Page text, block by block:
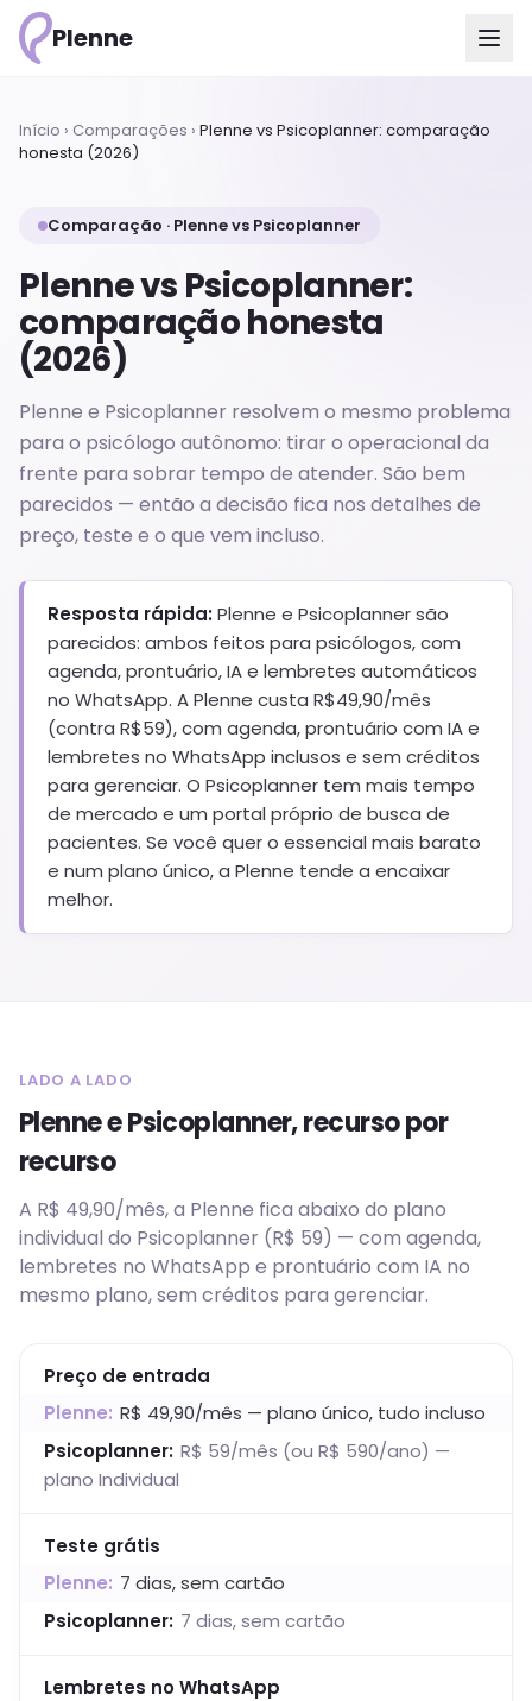
Plenne
Início › Comparações › Plenne vs Psicoplanner: comparação
honesta (2026)
Comparação · Plenne vs Psicoplanner
Plenne vs Psicoplanner:
comparação honesta
(2026)
Plenne e Psicoplanner resolvem o mesmo problema
para o psicólogo autônomo: tirar o operacional da
frente para sobrar tempo de atender. São bem
parecidos — então a decisão fica nos detalhes de
preço, teste e o que vem incluso.
Resposta rápida:Plenne e Psicoplanner são
parecidos: ambos feitos para psicólogos, com
agenda, prontuário, IA e lembretes automáticos
no WhatsApp. A Plenne custa R$49,90/mês
(contra R$59), com agenda, prontuário com IA e
lembretes no WhatsApp inclusos e sem créditos
para gerenciar. O Psicoplanner tem mais tempo
de mercado e um portal próprio de busca de
pacientes. Se você quer o essencial mais barato
e num plano único, a Plenne tende a encaixar
melhor.
LADO A LADO
Plenne ePsicoplanner, recurso por
recurso
A R$ 49,90/mês, a Plenne fica abaixo do plano
individual do Psicoplanner (R$ 59) — com agenda,
lembretes no WhatsApp e prontuário com IA no
mesmo plano, sem créditos para gerenciar.
Preço de entrada
Plenne: R$ 49,90/mês — plano único, tudo incluso
Psicoplanner: R$ 59/mês (ou R$ 590/ano) —
plano Individual
Teste grátis
Plenne: 7 dias, sem cartão
Psicoplanner: 7 dias, sem cartão
Lembretes no WhatsApp